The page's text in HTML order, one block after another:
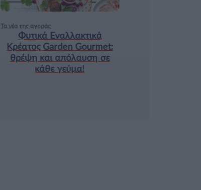
Τα νέα της αγοράς
Φυτικά Εναλλακτικά
Κρέατος Garden Gourmet:
θρέψη και απόλαυση σε
κάθε γεύμα!